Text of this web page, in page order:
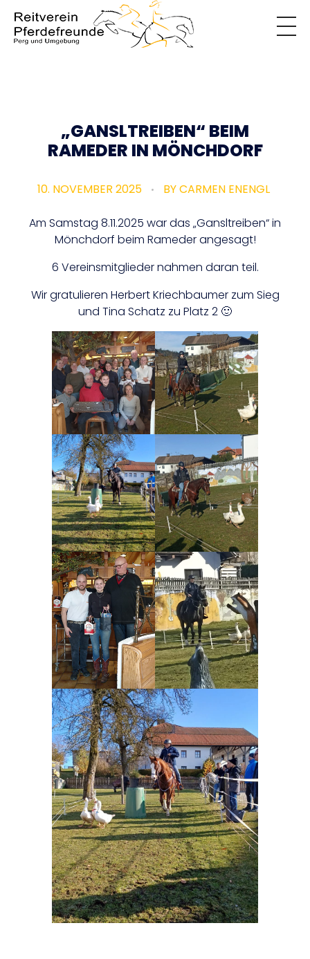
„GANSLTREIBEN“ BEIM
RAMEDER IN MÖNCHDORF
10. NOVEMBER 2025 BYCARMEN ENENGL
Am Samstag 8.11.2025 war das „Gansltreiben“ in
Mönchdorf beim Rameder angesagt!
6 Vereinsmitglieder nahmen daran teil.
Wir gratulieren Herbert Kriechbaumer zum Sieg
und Tina Schatz zu Platz 2 🙂